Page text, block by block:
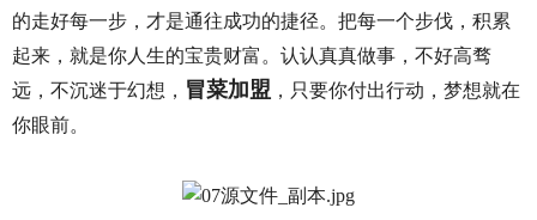
的走好每一步，才是通往成功的捷径。把每一个步伐，积累
起来，就是你人生的宝贵财富。认认真真做事，不好高骛
远，不沉迷于幻想， 冒菜加盟 ，只要你付出行动，梦想就在
你眼前。